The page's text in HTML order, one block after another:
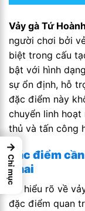
Vảy gà Tứ
người chơi bởi
biệt trong cấu
bật với hình
sự ổn định, hỗ
đặc điểm này
chuyển linh
thủ và tấn công
Đặc điểm
Khai
Để hiểu rõ về
đặc điểm quan
→
Chỉ mục